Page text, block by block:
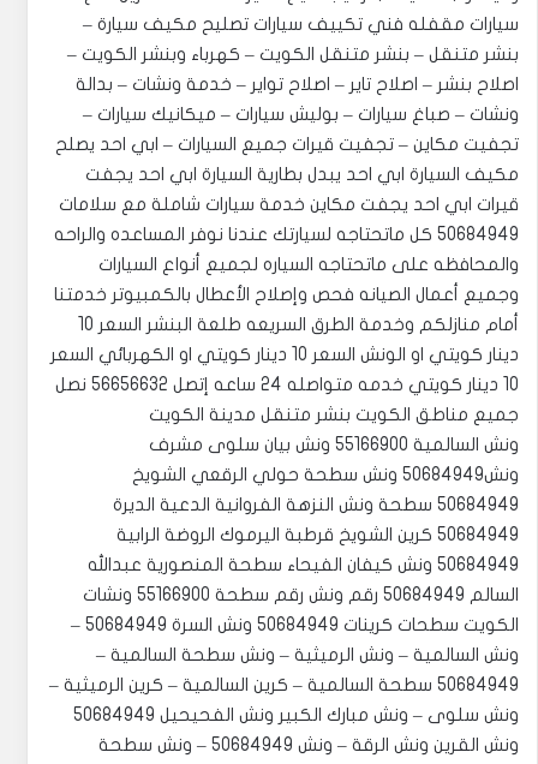
سيارات مقفله فني تكييف سيارات تصليح مكيف سيارة –
بنشر متنقل – بنشر متنقل الكويت – كهرباء وبنشر الكويت –
اصلاح بنشر – اصلاح تاير – اصلاح تواير – خدمة ونشات – بدالة
ونشات – صباغ سيارات – بوليش سيارات – ميكانيك سيارات –
تجفيت مكاين – تجفيت قيرات جميع السيارات – ابي احد يصلح
مكيف السيارة ابي احد يبدل بطارية السيارة ابي احد يجفت
قيرات ابي احد يجفت مكاين خدمة سيارات شاملة مع سلامات
50684949 كل ماتحتاجه لسيارتك عندنا نوفر المساعده والراحه
والمحافظه على ماتحتاجه السياره لجميع أنواع السيارات
وجميع أعمال الصيانه فحص وإصلاح الأعطال بالكمبيوتر خدمتنا
أمام منازلكم وخدمة الطرق السريعه طلعة البنشر السعر 10
دينار كويتي او الونش السعر 10 دينار كويتي او الكهربائي السعر
10 دينار كويتي خدمه متواصله 24 ساعه إتصل 56656632 نصل
جميع مناطق الكويت بنشر متنقل مدينة الكويت
ونش السالمية 55166900 ‏‎ونش بيان سلوى مشرف
ونش50684949 ‏‎ونش سطحة حولي الرقعي الشويخ
50684949 ‏‎سطحة ونش النزهة الفروانية الدعية الديرة
50684949 ‏‎كرين الشويخ قرطبة اليرموك الروضة الرابية
50684949 ‏‎ونش كيفان الفيحاء سطحة المنصورية عبدالله
السالم 50684949 رقم ونش رقم سطحة 55166900 ‏‎ونشات
الكويت سطحات كرينات 50684949 ‏‎ونش السرة 50684949 –
ونش السالمية – ونش الرميثية – ونش سطحة السالمية –
50684949 سطحة السالمية – كرين السالمية – كرين الرميثية –
ونش سلوى – ونش مبارك الكبير ونش الفحيحيل 50684949
ونش القرين ونش الرقة – ونش 50684949 – ونش سطحة